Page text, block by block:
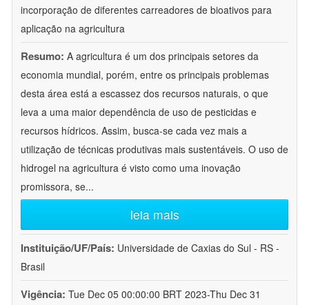
incorporação de diferentes carreadores de bioativos para
aplicação na agricultura
Resumo: A agricultura é um dos principais setores da
economia mundial, porém, entre os principais problemas
desta área está a escassez dos recursos naturais, o que
leva a uma maior dependência de uso de pesticidas e
recursos hídricos. Assim, busca-se cada vez mais a
utilização de técnicas produtivas mais sustentáveis. O uso de
hidrogel na agricultura é visto como uma inovação
promissora, se...
leia mais
Instituição/UF/País: Universidade de Caxias do Sul - RS -
Brasil
Vigência: Tue Dec 05 00:00:00 BRT 2023-Thu Dec 31